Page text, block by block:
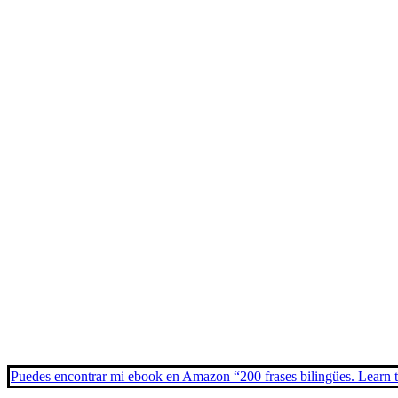
Puedes encontrar mi ebook en Amazon “200 frases bilingües. Learn